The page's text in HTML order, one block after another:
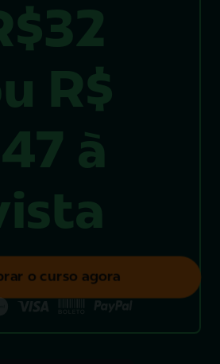
R$
à
o curso agora